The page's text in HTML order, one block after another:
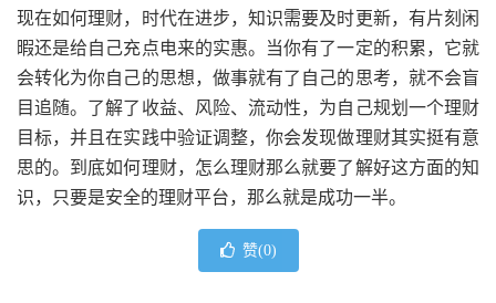
现在如何理财，时代在进步，知识需要及时更新，有片刻闲
暇还是给自己充点电来的实惠。当你有了一定的积累，它就
会转化为你自己的思想，做事就有了自己的思考，就不会盲
目追随。了解了收益、风险、流动性，为自己规划一个理财
目标，并且在实践中验证调整，你会发现做理财其实挺有意
思的。到底如何理财，怎么理财那么就要了解好这方面的知
识，只要是安全的理财平台，那么就是成功一半。
赞(0)